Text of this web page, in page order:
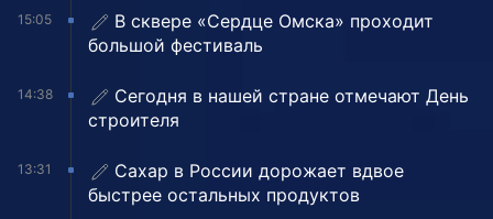
15:05
В сквере «Сердце Омска» проходит
большой фестиваль
14:38
Сегодня в нашей стране отмечают День
строителя
13:31
Сахар в России дорожает вдвое
быстрее остальных продуктов